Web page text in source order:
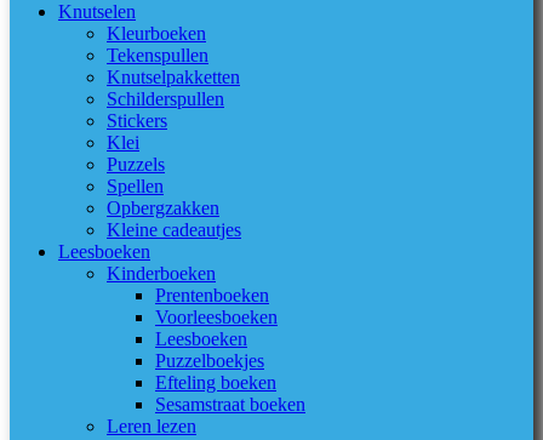
Knutselen
Kleurboeken
Tekenspullen
Knutselpakketten
Schilderspullen
Stickers
Klei
Puzzels
Spellen
Opbergzakken
Kleine cadeautjes
Leesboeken
Kinderboeken
Prentenboeken
Voorleesboeken
Leesboeken
Puzzelboekjes
Efteling boeken
Sesamstraat boeken
Leren lezen